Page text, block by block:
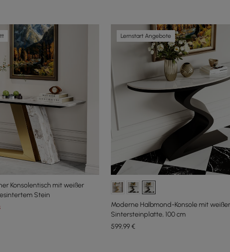
Konsolentisch mit weißer
Stein
Lernstart Angebote
Moderne Halbmond-Konsole mit weißer
Sintersteinplatte, 100 cm
599,99€